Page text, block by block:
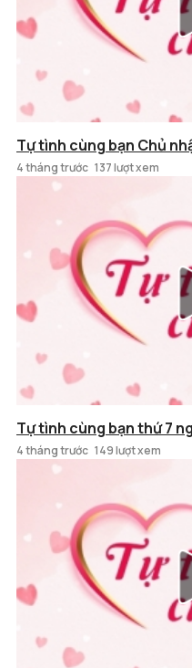
Tự tình cùng bạn Chủ
4 tháng trước 137 lượt xem
Tự tình cùng bạn thứ 7
4 tháng trước 149 lượt xem